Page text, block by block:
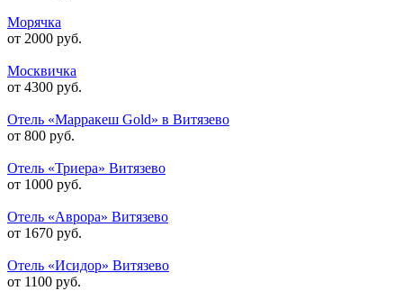
Морячка
от 2000 руб.
Москвичка
от 4300 руб.
Отель «Марракеш Gold» в Витязево
от 800 руб.
Отель «Триера» Витязево
от 1000 руб.
Отель «Аврора» Витязево
от 1670 руб.
Отель «Исидор» Витязево
от 1100 руб.